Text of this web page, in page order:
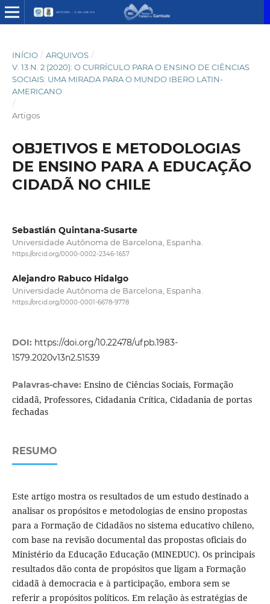
INÍCIO / ARQUIVOS /
V. 13 N. 2 (2020): O CURRÍCULO PARA O ENSINO DE CIÊNCIAS
SOCIAIS: UMA MIRADA PARA O MUNDO IBERO LATIN-
AMERICANO
/
Artigos
OBJETIVOS E METODOLOGIAS
DE ENSINO PARA A EDUCAÇÃO
CIDADÃ NO CHILE
Sebastián Quintana-Susarte
Universidade Autônoma de Barcelona, Espanha.
https://orcid.org/0000-0002-2346-1657
Alejandro Rabuco Hidalgo
Universidade Autônoma de Barcelona, Espanha.
https://orcid.org/0000-0001-6678-9778
DOI: https://doi.org/10.22478/ufpb.1983-
1579.2020v13n2.51539
Palavras-chave: Ensino de Ciências Sociais, Formação
cidadã, Professores, Cidadania Crítica, Cidadania de portas
fechadas
RESUMO
Este artigo mostra os resultados de um estudo destinado a
analisar os propósitos e metodologias de ensino propostas
para a Formação de Cidadãos no sistema educativo chileno,
com base na revisão documental das propostas oficiais do
Ministério da Educação Educação (MINEDUC). Os principais
resultados dão conta de propósitos que ligam a Formação
cidadã à democracia e à participação, embora sem se
referir a propósitos políticos. Em relação às estratégias de